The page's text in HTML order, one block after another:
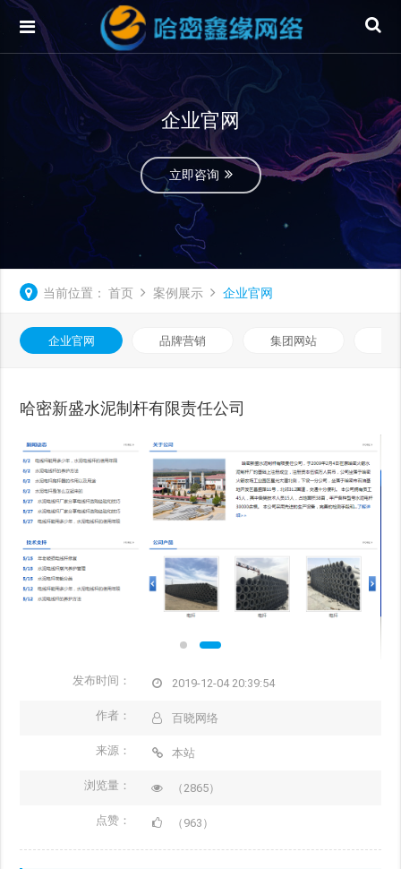
企业官网
立即咨询
当前位置： 首页 案例展示 企业官网
企业官网 品牌营销 集团网站
哈密新盛水泥制杆有限责任公司
发布时间： 2019-12-04 20:39:54
作者： 百晓网络
来源： 本站
浏览量： （2865）
点赞： （963）